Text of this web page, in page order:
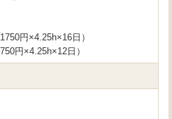
円×4.25h×16日）
円×4.25h×12日）